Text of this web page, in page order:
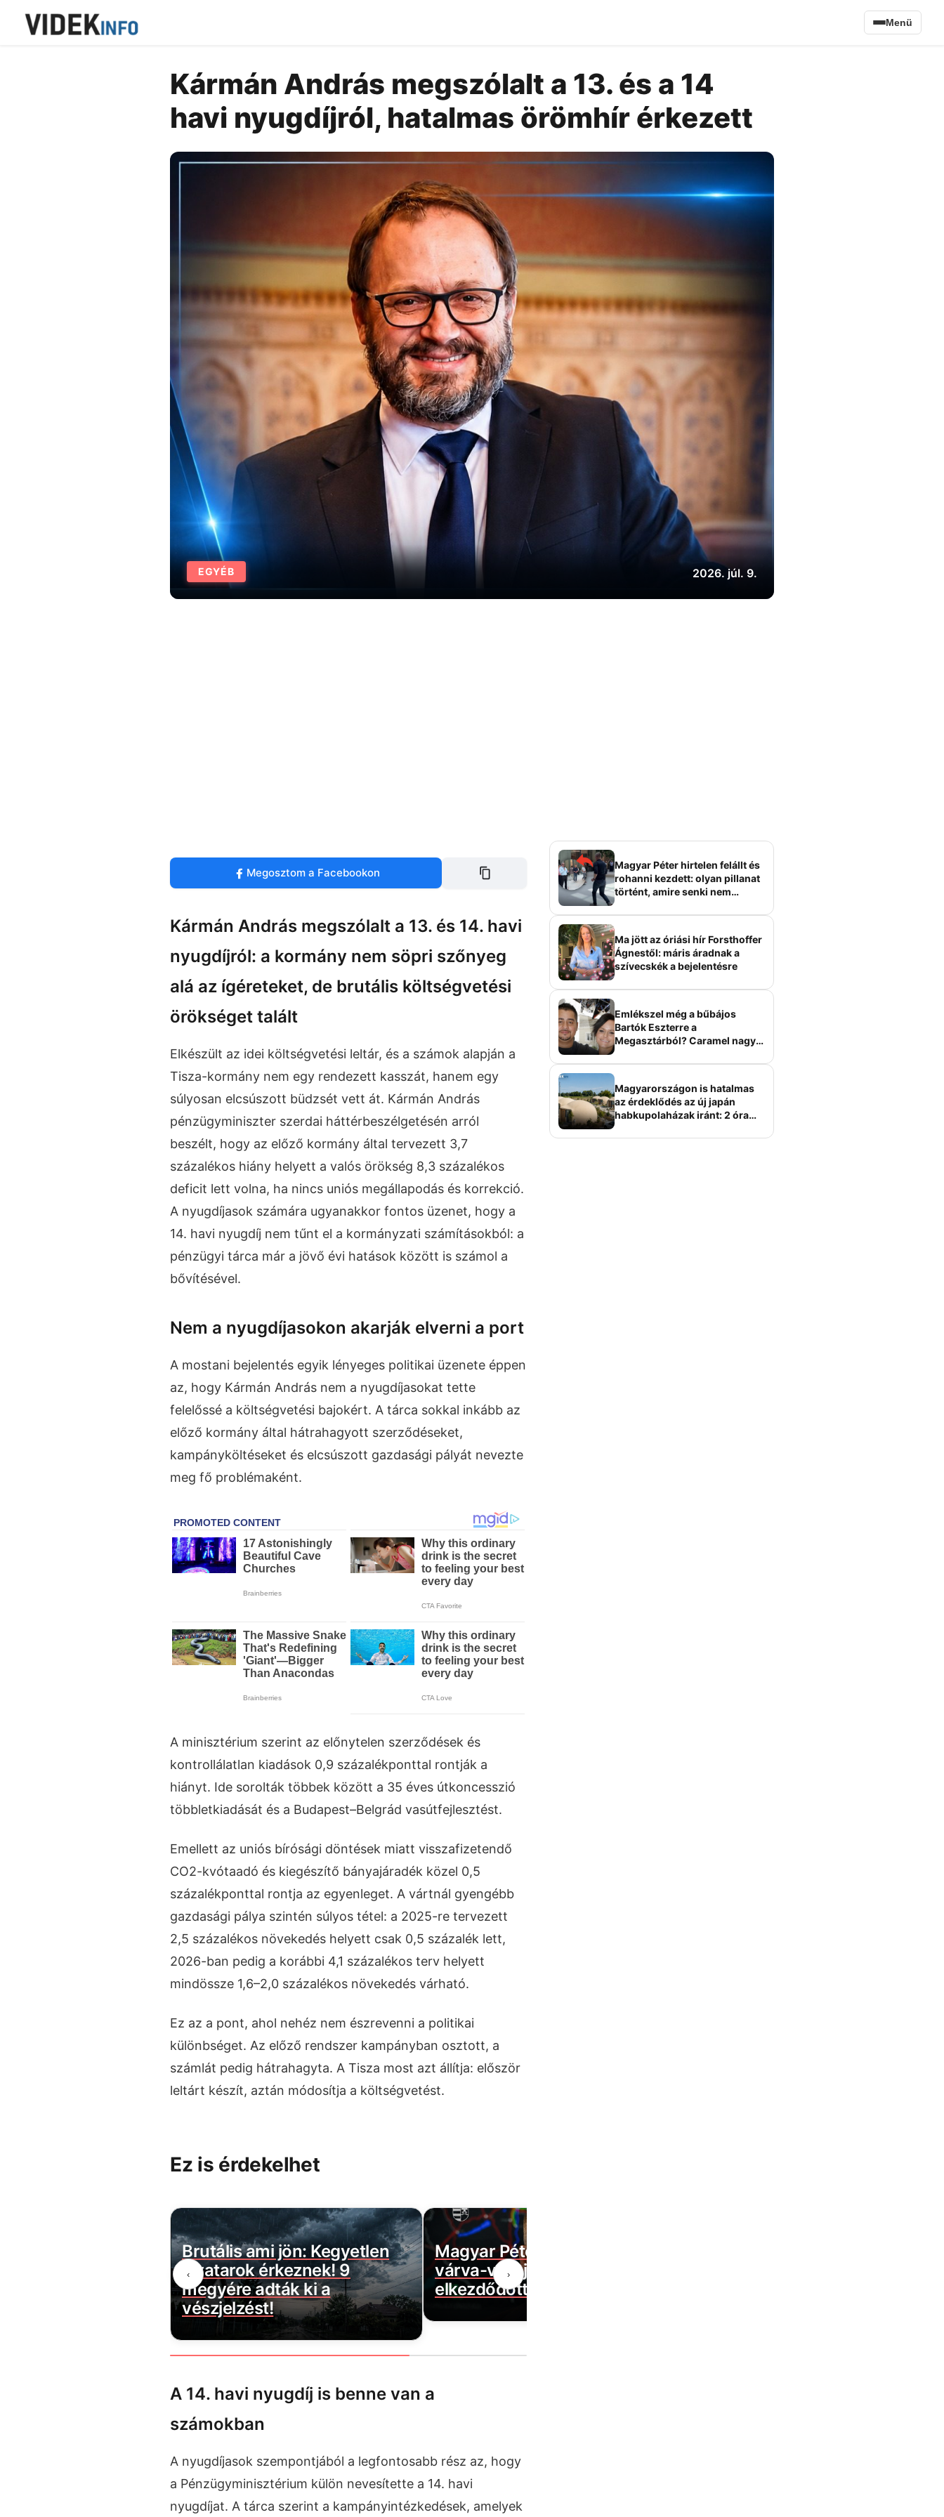
Menü
Kármán András megszólalt a 13. és a 14
havi nyugdíjról, hatalmas örömhír érkezett
EGYÉB 2026. júl. 9.
Megosztom a Facebookon
Kármán András megszólalt a 13. és 14. havi
nyugdíjról: a kormány nem söpri szőnyeg
alá az ígéreteket, de brutális költségvetési
örökséget talált
Elkészült az idei költségvetési leltár, és a számok alapján a
Tisza-kormány nem egy rendezett kasszát, hanem egy
súlyosan elcsúszott büdzsét vett át. Kármán András
pénzügyminiszter szerdai háttérbeszélgetésén arról
beszélt, hogy az előző kormány által tervezett 3,7
százalékos hiány helyett a valós örökség 8,3 százalékos
deficit lett volna, ha nincs uniós megállapodás és korrekció.
A nyugdíjasok számára ugyanakkor fontos üzenet, hogy a
14. havi nyugdíj nem tűnt el a kormányzati számításokból: a
pénzügyi tárca már a jövő évi hatások között is számol a
bővítésével.
Nem a nyugdíjasokon akarják elverni a port
A mostani bejelentés egyik lényeges politikai üzenete éppen
az, hogy Kármán András nem a nyugdíjasokat tette
felelőssé a költségvetési bajokért. A tárca sokkal inkább az
előző kormány által hátrahagyott szerződéseket,
kampányköltéseket és elcsúszott gazdasági pályát nevezte
meg fő problémaként.
A minisztérium szerint az előnytelen szerződések és
kontrollálatlan kiadások 0,9 százalékponttal rontják a
hiányt. Ide sorolták többek között a 35 éves útkoncesszió
többletkiadását és a Budapest–Belgrád vasútfejlesztést.
Emellett az uniós bírósági döntések miatt visszafizetendő
CO2-kvótaadó és kiegészítő bányajáradék közel 0,5
százalékponttal rontja az egyenleget. A vártnál gyengébb
gazdasági pálya szintén súlyos tétel: a 2025-re tervezett
2,5 százalékos növekedés helyett csak 0,5 százalék lett,
2026-ban pedig a korábbi 4,1 százalékos terv helyett
mindössze 1,6–2,0 százalékos növekedés várható.
Ez az a pont, ahol nehéz nem észrevenni a politikai
különbséget. Az előző rendszer kampányban osztott, a
számlát pedig hátrahagyta. A Tisza most azt állítja: először
leltárt készít, aztán módosítja a költségvetést.
Ez is érdekelhet
‹
Brutális ami jön: Kegyetlen
zivatarok érkeznek! 9
megyére adták ki a
vészjelzést!
Magyar Péter bejelentette a
várva-várt jó hírt! Végre
elkezdődött…
›
A 14. havi nyugdíj is benne van a
számokban
A nyugdíjasok szempontjából a legfontosabb rész az, hogy
a Pénzügyminisztérium külön nevesítette a 14. havi
nyugdíjat. A tárca szerint a kampányintézkedések, amelyek
Magyar Péter hirtelen felállt és
rohanni kezdett: olyan pillanat
történt, amire senki nem
Ma jött az óriási hír Forsthoffer
Ágnestől: máris áradnak a
szívecskék a bejelentésre
Emlékszel még a bűbájos
Bartók Eszterre a
Megasztárból? Caramel nagy
Magyarországon is hatalmas
az érdeklődés az új japán
habkupolaházak iránt: 2 óra
elképesztő áron hirdetik őket